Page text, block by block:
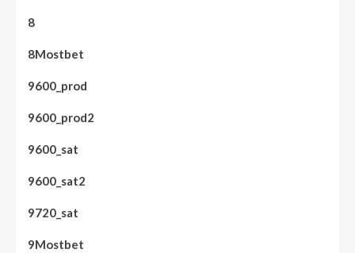
8
8Mostbet
9600_prod
9600_prod2
9600_sat
9600_sat2
9720_sat
9Mostbet